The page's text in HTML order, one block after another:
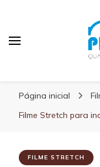
Página inicial
Filme Stretch para
FILME STRETCH